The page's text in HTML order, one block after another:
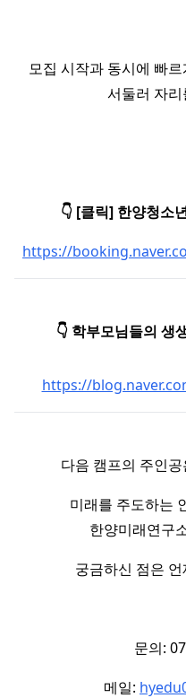
모집 시작과 동시에 빠
서둘러 자리
👇 [클릭] 한양청소
https://
👇 학부모님들의 생
https://
다음 캠프의 주인
미래를 주도하는
한양미래연구
궁금하신 점은
문의:
메일: